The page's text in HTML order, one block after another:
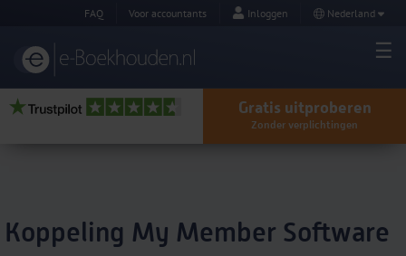
FAQ Voor accountants Inloggen Nederland
Gratis uitproberen
Zonder verplichtingen
Koppeling My Member Software